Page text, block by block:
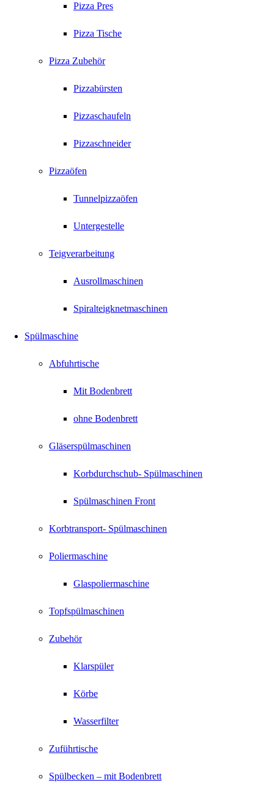
Pizza Pres
Pizza Tische
Pizza Zubehör
Pizzabürsten
Pizzaschaufeln
Pizzaschneider
Pizzaöfen
Tunnelpizzaöfen
Untergestelle
Teigverarbeitung
Ausrollmaschinen
Spiralteigknetmaschinen
Spülmaschine
Abfuhrtische
Mit Bodenbrett
ohne Bodenbrett
Gläserspülmaschinen
Korbdurchschub- Spülmaschinen
Spülmaschinen Front
Korbtransport- Spülmaschinen
Poliermaschine
Glaspoliermaschine
Topfspülmaschinen
Zubehör
Klarspüler
Körbe
Wasserfilter
Zuführtische
Spülbecken – mit Bodenbrett